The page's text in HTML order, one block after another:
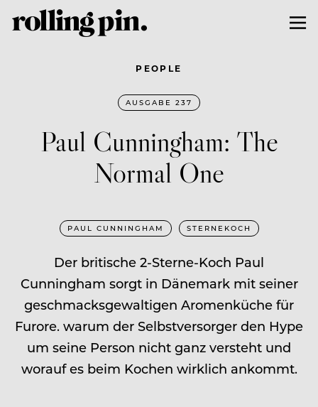
PEOPLE
AUSGABE 237
Paul Cunningham: The
Normal One
PAUL CUNNINGHAM STERNEKOCH
Der britische 2-Sterne-Koch Paul
Cunningham sorgt in Dänemark mit seiner
geschmacksgewaltigen Aromenküche für
Furore. warum der Selbstversorger den Hype
um seine Person nicht ganz versteht und
worauf es beim Kochen wirklich ankommt.